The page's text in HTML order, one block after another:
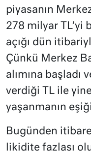
piyasanın
278 milyar TL’yi
açığı dün
Çünkü Merkez
alımına başladı
verdiği TL ile
yaşanmanın
Bugünden
likidite fazlası